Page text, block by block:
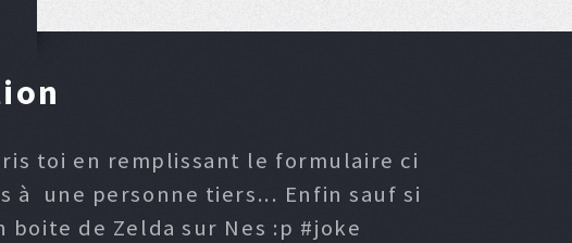
toi en remplissant le formulaire ci
à une personne tiers... Enfin sauf si
de Zelda sur Nes :p #joke